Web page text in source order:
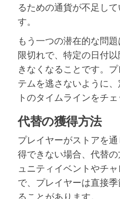
るための通貨が不足し
す。
もう一つの潜在的な問
限切れで、特定の日付
きなくなることです。
テムを逃さないように
トのタイムラインをチェ
代替の獲得方法
プレイヤーがストアを
得できない場合、代替
ュニティイベントやチ
で、プレイヤーは直接